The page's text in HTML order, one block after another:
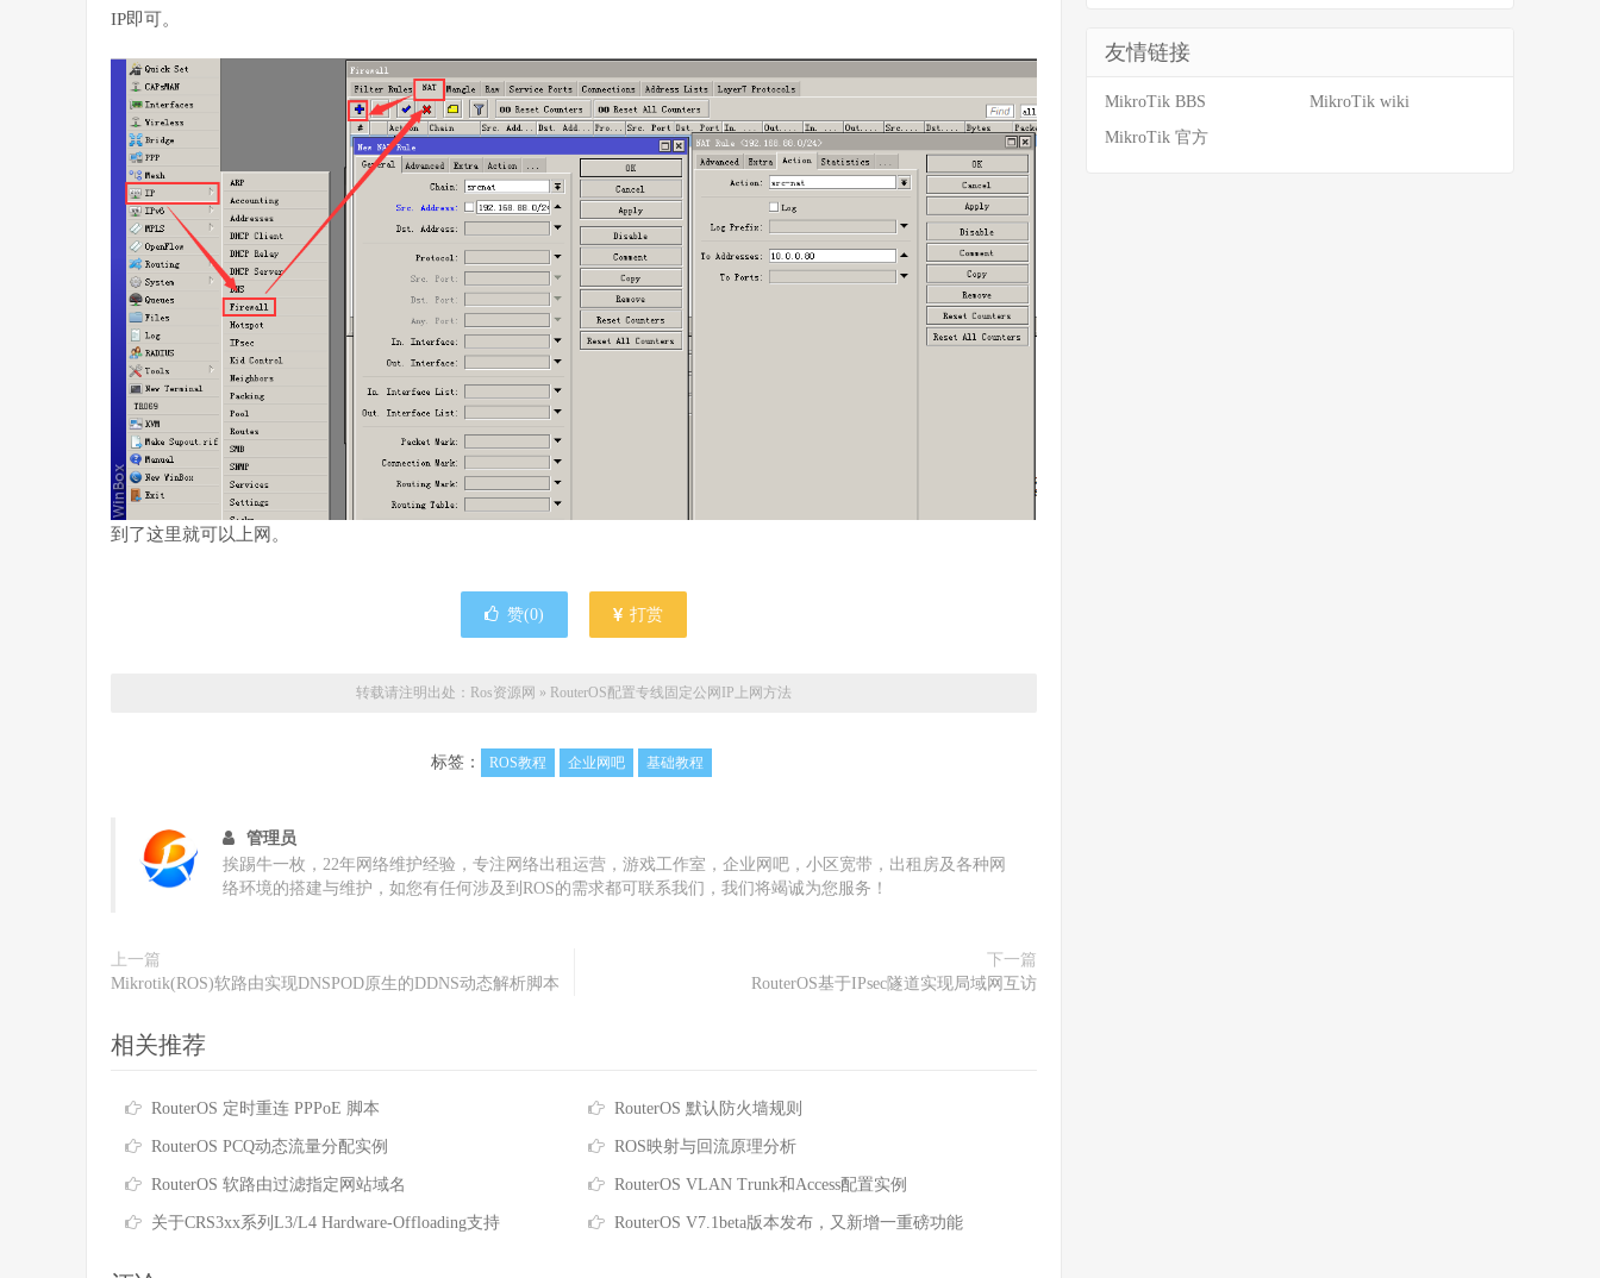
IP即可。
到了这里就可以上网。
赞(0) 打赏
转载请注明出处： Ros资源网 » RouterOS配置专线固定公网IP上网方法
标签： ROS教程 企业网吧 基础教程
管理员
挨踢牛一枚，22年网络维护经验，专注网络出租运营，游戏工作室，企业网吧，小区宽带，出租房及各种网
络环境的搭建与维护，如您有任何涉及到ROS的需求都可联系我们，我们将竭诚为您服务！
上一篇
Mikrotik(ROS)软路由实现DNSPOD原生的DDNS动态解析脚本
下一篇
RouterOS基于IPsec隧道实现局域网互访
相关推荐
RouterOS 定时重连 PPPoE 脚本 RouterOS 默认防火墙规则
RouterOS PCQ动态流量分配实例 ROS映射与回流原理分析
RouterOS 软路由过滤指定网站域名 RouterOS VLAN Trunk和Access配置实例
关于CRS3xx系列L3/L4 Hardware-Offloading支持 RouterOS V7.1beta版本发布，又新增一重磅功能
友情链接
MikroTik BBS
MikroTik wiki
MikroTik 官方